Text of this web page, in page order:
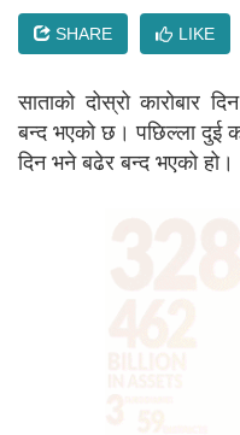
SHARE LIKE
साताको दोस्रो कारोबार
बन्द भएको छ। पछिल्ला दुई
दिन भने बढेर बन्द भएको हो।